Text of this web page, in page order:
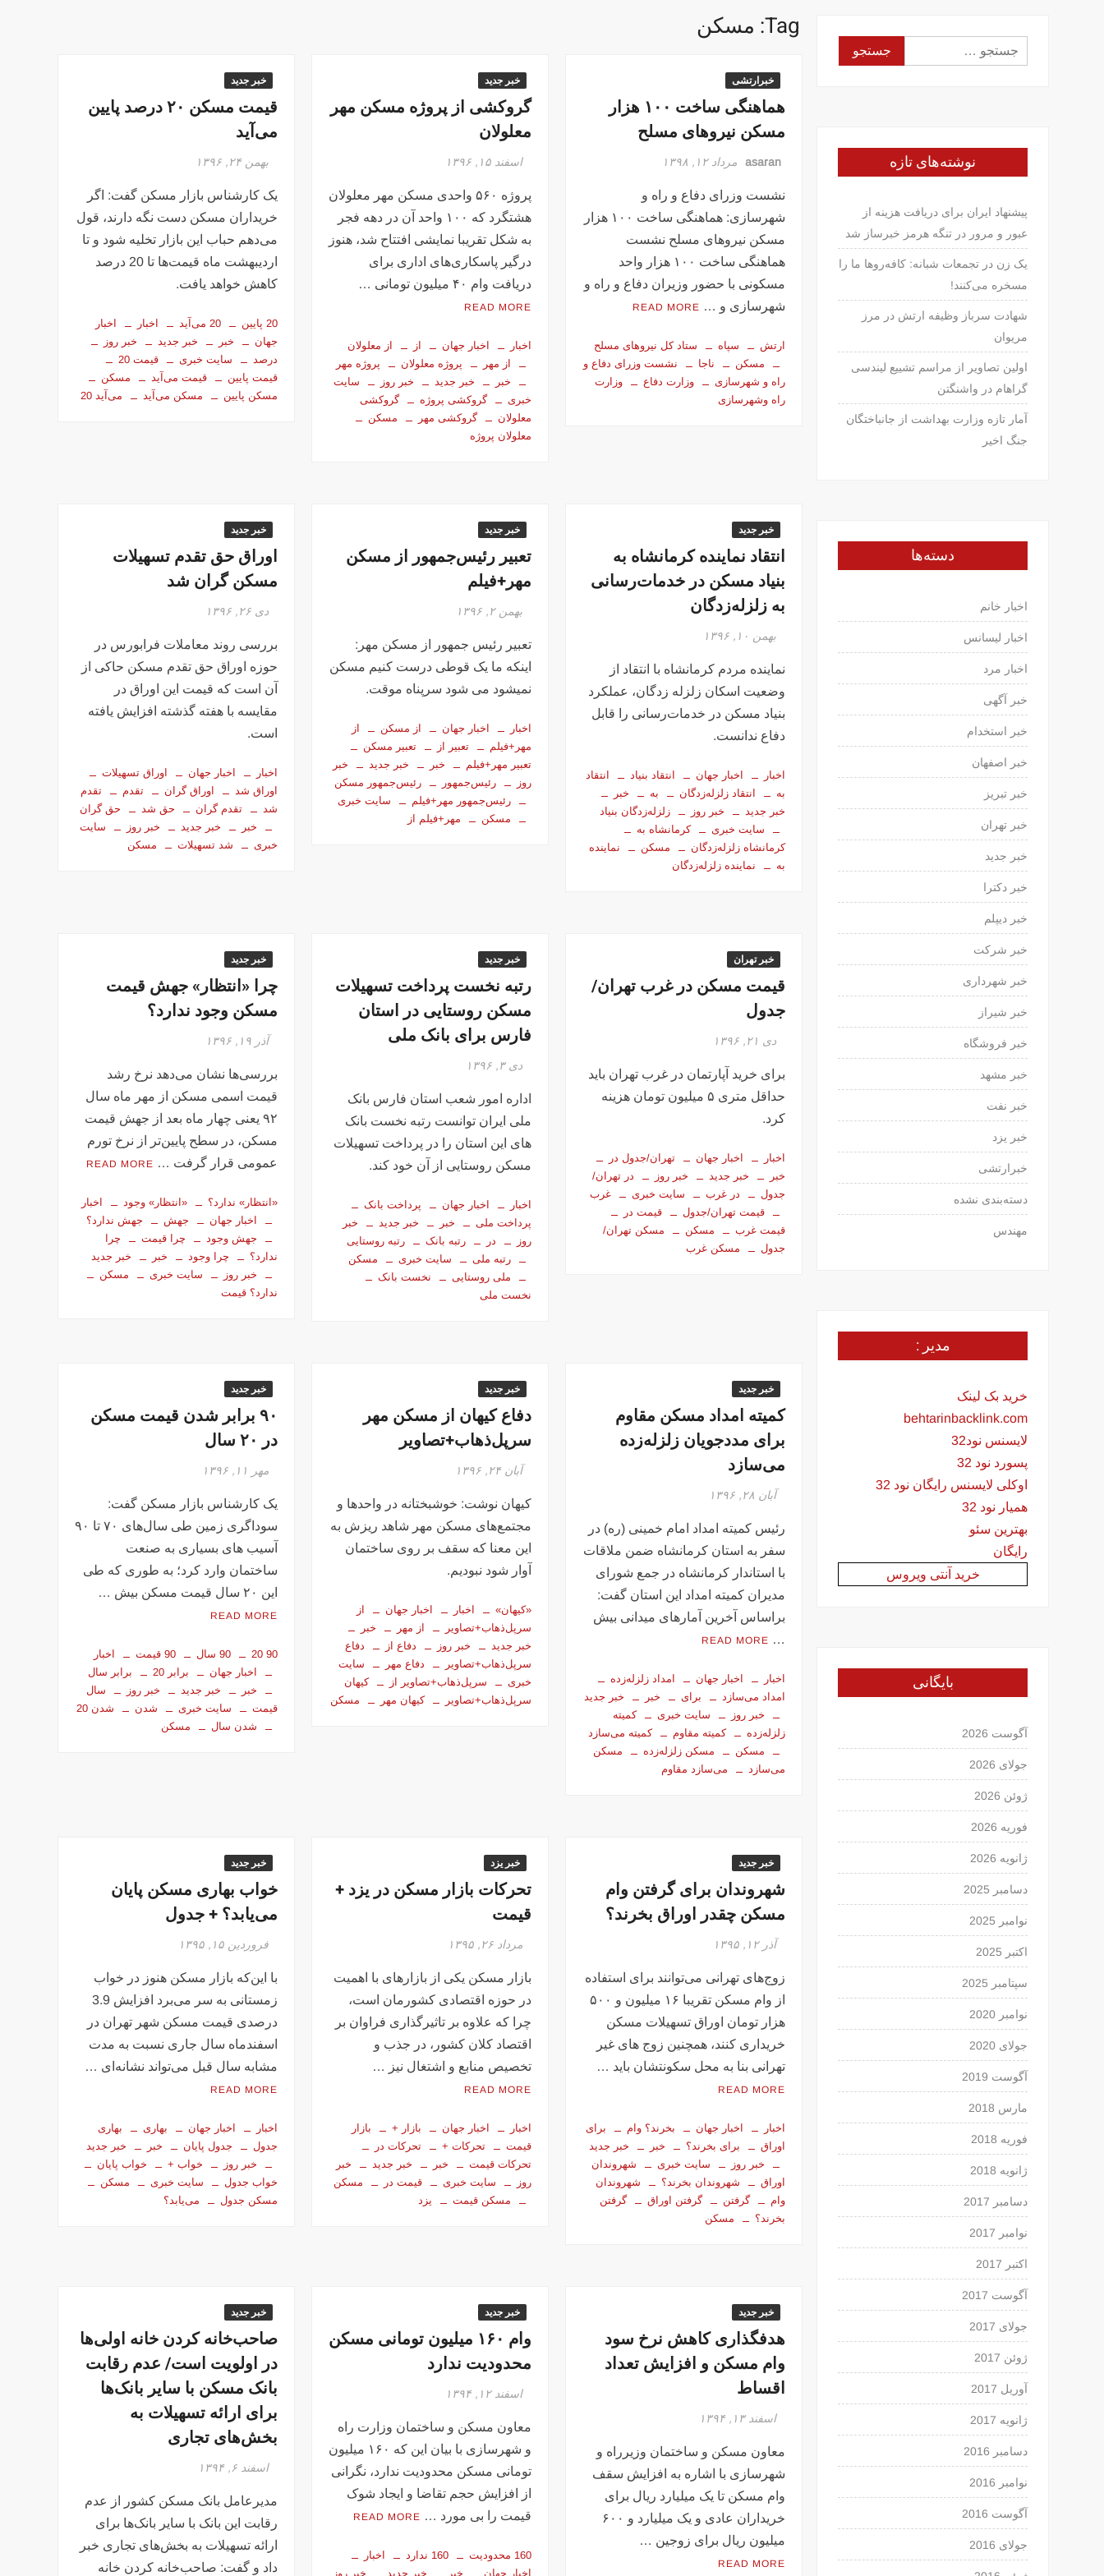
Tag: مسکن
خبرارتشی
هماهنگی ساخت ۱۰۰ هزار
مسکن نیرو‌های مسلح
asaran مرداد ۱۲, ۱۳۹۸
نشست وزرای دفاع و راه و
شهرسازی: هماهنگی ساخت ۱۰۰ هزار
مسکن نیرو‌های مسلح نشست
هماهنگی ساخت ۱۰۰ هزار واحد
مسکونی با حضور وزیران دفاع و راه و
شهرسازی و … READ MORE
ارتش سپاه
ستاد کل نیروهای مسلح
مسکن
ناجا
نشست وزرای دفاع و
راه و شهرسازی
وزارت دفاع
وزارت
راه وشهرسازی
خبر جدید
گروکشی از پروژه مسکن مهر
معلولان
اسفند ۱۵, ۱۳۹۶
پروژه ۵۶۰ واحدی مسکن مهر معلولان
هشتگرد که ۱۰۰ واحد آن در دهه فجر
به شکل تقریبا نمایشی افتتاح شد، هنوز
درگیر پاسکاری‌های اداری برای
دریافت وام ۴۰ میلیون تومانی …
READ MORE
اخبار اخبار جهان از
از معلولان
از مهر
پروژه معلولان
پروژه مهر
خبر
خبر جدید خبر روز
سایت
خبری
گروکشی پروژه
گروکشی
معلولان
گروکشی مهر
مسکن
معلولان پروژه
خبر جدید
قیمت مسکن ۲۰ درصد پایین
می‌آید
بهمن ۲۴, ۱۳۹۶
یک کارشناس بازار مسکن گفت: اگر
خریداران مسکن دست نگه دارند، قول
می‌دهم حباب این بازار تخلیه شود و تا
اردیبهشت ماه قیمت‌ها تا 20 درصد
کاهش خواهد یافت.
20 پایین 20 می‌آید اخبار
اخبار
جهان
خبر خبر جدید
خبر روز
درصد
سایت خبری
قیمت 20
قیمت پایین
قیمت می‌آید
مسکن
مسکن پایین
مسکن می‌آید می‌آید 20
خبر جدید
انتقاد نماینده کرمانشاه به
بنیاد مسکن در خدمات‌رسانی
به زلزله‌زدگان
بهمن ۱۰, ۱۳۹۶
نماینده مردم کرمانشاه با انتقاد از
وضعیت اسکان زلزله زدگان، عملکرد
بنیاد مسکن در خدمات‌رسانی را قابل
دفاع ندانست.
اخبار اخبار جهان انتقاد بنیاد
انتقاد
به
انتقاد زلزله‌زدگان به
خبر
خبر جدید
خبر روز
زلزله‌زدگان بنیاد
سایت خبری
کرمانشاه به
کرمانشاه زلزله‌زدگان
مسکن
نماینده
به
نماینده زلزله‌زدگان
خبر جدید
تعبیر رئیس‌جمهور از مسکن
مهر+فیلم
بهمن ۲, ۱۳۹۶
تعبیر رئیس جمهور از مسکن مهر:
اینکه ما یک قوطی درست کنیم مسکن
نمیشود می شود سرپناه موقت.
اخبار اخبار جهان از مسکن
از
مهر+فیلم
تعبیر از
تعبیر مسکن
تعبیر مهر+فیلم
خبر خبر جدید
خبر
روز
رئیس‌جمهور
رئیس‌جمهور مسکن
رئیس‌جمهور مهر+فیلم
سایت خبری
مسکن
مهر+فیلم از
خبر جدید
اوراق حق تقدم‌ تسهیلات
مسکن گران شد
دی ۲۶, ۱۳۹۶
بررسی روند معاملات فرابورس در
حوزه اوراق حق تقدم مسکن حاکی از
آن است که قیمت این اوراق در
مقایسه با هفته گذشته افزایش یافته
است.
اخبار اخبار جهان
اوراق تسهیلات
اوراق شد
اوراق گران تقدم‌
تقدم‌
شد
تقدم‌ گران حق شد
حق گران
خبر
خبر جدید خبر روز
سایت
خبری
شد تسهیلات مسکن
خبر تهران
قیمت مسکن در غرب تهران/
جدول
دی ۲۱, ۱۳۹۶
برای خرید آپارتمان در غرب تهران باید
حداقل متری ۵ میلیون تومان هزینه
کرد.
اخبار اخبار جهان
تهران/جدول در
خبر
خبر جدید خبر روز
در تهران/
جدول
در غرب سایت خبری
غرب
قیمت تهران/جدول
قیمت در
قیمت غرب
مسکن
مسکن تهران/
جدول
مسکن غرب
خبر جدید
رتبه نخست پرداخت تسهیلات
مسکن روستایی در استان
فارس برای بانک ملی
دی ۳, ۱۳۹۶
اداره امور شعب استان فارس بانک
ملی ایران توانست رتبه نخست بانک
های این استان را در پرداخت تسهیلات
مسکن روستایی از آن خود کند.
اخبار اخبار جهان
پرداخت بانک
پرداخت ملی
خبر خبر جدید
خبر
روز
در رتبه بانک
رتبه روستایی
رتبه ملی
سایت خبری
مسکن
ملی روستایی
نخست بانک
نخست ملی
خبر جدید
چرا «انتظار» جهش قیمت
مسکن وجود ندارد؟
آذر ۱۹, ۱۳۹۶
بررسی‌ها نشان می‌دهد نرخ رشد
قیمت اسمی مسکن از مهر ماه سال
۹۲ یعنی چهار ماه بعد از جهش قیمت
مسکن، در سطح پایین‌تر از نرخ تورم
عمومی قرار گرفت … READ MORE
«انتظار» ندارد؟ «انتظار» وجود
اخبار
اخبار جهان
جهش
جهش ندارد؟
جهش وجود
چرا قیمت
چرا
ندارد؟
چرا وجود خبر
خبر جدید
خبر روز
سایت خبری
مسکن
ندارد؟ قیمت
خبر جدید
کمیته امداد مسکن مقاوم
برای مددجویان زلزله‌زده
می‌سازد
آبان ۲۸, ۱۳۹۶
رئیس کمیته امداد امام خمینی (ره) در
سفر به استان کرمانشاه ضمن ملاقات
با استاندار کرمانشاه در جمع شورای
مدیران کمیته امداد این استان گفت:
براساس آخرین آمارهای میدانی بیش
…
READ MORE
اخبار اخبار جهان
امداد زلزله‌زده
امداد می‌سازد
برای خبر
خبر جدید
خبر روز
سایت خبری
کمیته
زلزله‌زده
کمیته مقاوم
کمیته می‌سازد
مسکن
مسکن زلزله‌زده
مسکن
می‌سازد
می‌سازد مقاوم
خبر جدید
دفاع کیهان از مسکن مهر
سرپل‌ذهاب+تصاویر
آبان ۲۴, ۱۳۹۶
کیهان نوشت: خوشبختانه در واحد‌ها و
مجتمع‌های مسکن مهر شاهد ریزش به
این معنا که سقف بر روی ساختمان
آوار شود نبودیم.
«کیهان» اخبار اخبار جهان
از
سرپل‌ذهاب+تصاویر
از مهر
خبر
خبر جدید
خبر روز دفاع از
دفاع
سرپل‌ذهاب+تصاویر
دفاع مهر
سایت
خبری
سرپل‌ذهاب+تصاویر از
کیهان
سرپل‌ذهاب+تصاویر
کیهان مهر مسکن
خبر جدید
۹۰ برابر شدن قیمت مسکن
در ۲۰ سال
مهر ۱۱, ۱۳۹۶
یک کارشناس بازار مسکن گفت:
سوداگری زمین طی سال‌های ۷۰ تا ۹۰
آسیب های بسیاری به صنعت
ساختمان وارد کرد؛ به طوری که طی
این ۲۰ سال قیمت مسکن بیش …
READ MORE
90 20 90 سال 90 قیمت
اخبار
اخبار جهان
برابر 20
برابر سال
خبر
خبر جدید خبر روز
سال
قیمت
سایت خبری شدن
شدن 20
شدن سال
مسکن
خبر جدید
شهروندان برای گرفتن وام
مسکن چقدر اوراق بخرند؟
آذر ۱۲, ۱۳۹۵
زوج‌های تهرانی می‌توانند برای استفاده
از وام مسکن تقریبا ۱۶ میلیون و ۵۰۰
هزار تومان اوراق تسهیلات مسکن
خریداری کنند، همچنین زوج های غیر
تهرانی بنا به محل سکونتشان باید …
READ MORE
اخبار اخبار جهان بخرند؟ وام
برای
اوراق
برای بخرند؟ خبر
خبر جدید
خبر روز
سایت خبری
شهروندان
اوراق
شهروندان بخرند؟
شهروندان
وام
گرفتن گرفتن اوراق
گرفتن
بخرند؟
مسکن
خبر یزد
تحرکات بازار مسکن در یزد +
قیمت
مرداد ۲۶, ۱۳۹۵
بازار مسکن یکی از بازارهای با اهمیت
در حوزه اقتصادی کشورمان است،
چرا که علاوه بر تاثیرگذاری فراوان بر
اقتصاد کلان کشور، در جذب و
تخصیص منابع و اشتغال نیز …
READ MORE
اخبار اخبار جهان بازار +
بازار
قیمت
تحرکات +
تحرکات در
تحرکات قیمت
خبر خبر جدید
خبر
روز
سایت خبری قیمت در
مسکن
مسکن قیمت
یزد
خبر جدید
خواب بهاری مسکن پایان
می‌یابد؟ + جدول
فروردین ۱۵, ۱۳۹۵
با این‌که بازار مسکن هنوز در خواب
زمستانی به سر می‌برد افزایش 3.9
درصدی قیمت مسکن شهر تهران در
اسفندماه سال جاری نسبت به مدت
مشابه سال قبل می‌تواند نشانه‌ای …
READ MORE
اخبار اخبار جهان بهاری
بهاری
جدول
جدول پایان خبر
خبر جدید
خبر روز
خواب +
خواب پایان
خواب جدول
سایت خبری
مسکن
مسکن جدول
می‌یابد؟
خبر جدید
هدفگذاری کاهش نرخ سود
وام مسکن و افزایش تعداد
اقساط
اسفند ۱۳, ۱۳۹۴
معاون مسکن و ساختمان وزیرراه و
شهرسازی با اشاره به افزایش سقف
وام مسکن تا یک میلیارد ریال برای
خریداران عادی و یک میلیارد و ۶۰۰
میلیون ریال برای زوجین …
READ MORE
خبر جدید
وام ۱۶۰ میلیون تومانی مسکن
محدودیت ندارد
اسفند ۱۲, ۱۳۹۴
معاون مسکن و ساختمان وزارت راه
و شهرسازی با بیان این که ۱۶۰ میلیون
تومانی مسکن محدودیت ندارد، نگرانی
از افزایش حجم تقاضا و ایجاد شوک
قیمت را بی مورد … READ MORE
160 محدودیت 160 ندارد
اخبار
اخبار جهان
خبر خبر جدید خبر روز
خبر جدید
صاحب‌خانه کردن خانه اولی‌ها
در اولویت است/ عدم رقابت
بانک مسکن با سایر بانک‌ها
برای ارائه تسهیلات به
بخش‌های تجاری
اسفند ۶, ۱۳۹۴
مدیرعامل بانک مسکن کشور از عدم
رقابت این بانک با سایر بانک‌ها برای
ارائه تسهیلات به بخش‌های تجاری خبر
داد و گفت: صاحب‌خانه کردن خانه
جستجو
برای:
نوشته‌های تازه
پیشنهاد ایران برای دریافت هزینه از
عبور و مرور در تنگه هرمز خبرساز شد
یک زن در تجمعات شبانه: کافه‌روها ما را
مسخره می‌کنند!
شهادت سرباز وظیفه ارتش در مرز
مریوان
اولین تصاویر از مراسم تشییع لیندسی
گراهام در واشنگتن
آمار تازه وزارت بهداشت از جانباختگان
جنگ اخیر
دسته‌ها
اخبار خانم
اخبار لیسانس
اخبار مرد
خبر آگهی
خبر استخدام
خبر اصفهان
خبر تبریز
خبر تهران
خبر جدید
خبر دکترا
خبر دیپلم
خبر شرکت
خبر شهرداری
خبر شیراز
خبر فروشگاه
خبر مشهد
خبر نفت
خبر یزد
خبرارتشی
دسته‌بندی نشده
مهندس
مدیر :
خرید بک لینک
behtarinbacklink.com
لایسنس نود32
پسورد نود 32
اوکلی لایسنس رایگان نود 32
همیار نود 32
بهترین سئو
رایگان
خرید آنتی ویروس
بایگانی
آگوست 2026
جولای 2026
ژوئن 2026
فوریه 2026
ژانویه 2026
دسامبر 2025
نوامبر 2025
اکتبر 2025
سپتامبر 2025
نوامبر 2020
جولای 2020
آگوست 2019
مارس 2018
فوریه 2018
ژانویه 2018
دسامبر 2017
نوامبر 2017
اکتبر 2017
آگوست 2017
جولای 2017
ژوئن 2017
آوریل 2017
ژانویه 2017
دسامبر 2016
نوامبر 2016
آگوست 2016
جولای 2016